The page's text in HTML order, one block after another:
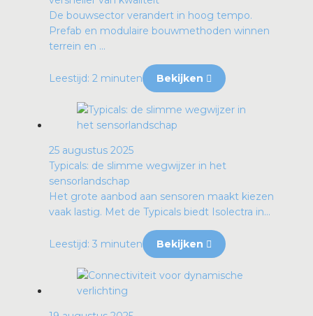
De bouwsector verandert in hoog tempo.
Prefab en modulaire bouwmethoden winnen
terrein en ...
Leestijd: 2 minuten Bekijken
25 augustus 2025
Typicals: de slimme wegwijzer in het
sensorlandschap
Het grote aanbod aan sensoren maakt kiezen
vaak lastig. Met de Typicals biedt Isolectra in...
Leestijd: 3 minuten Bekijken